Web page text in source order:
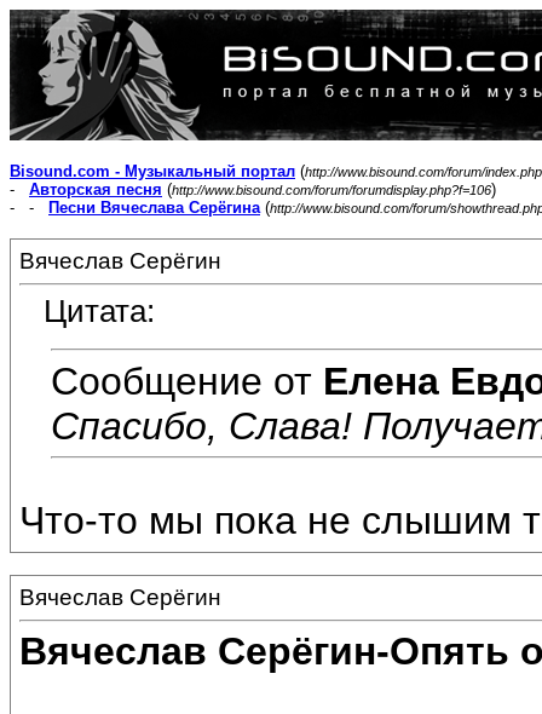
Bisound.com - Музыкальный портал (http://www.bisound.com/forum/index.php
- Авторская песня (http://www.bisound.com/forum/forumdisplay.php?f=106)
- -
Песни Вячеслава Серёгина(http://www.bisound.com/forum/
Вячеслав Серёгин
Цитата:
Сообщение от Елена
Спасибо, Слава!
Что-то мы пока не слышим
Вячеслав Серёгин
Вячеслав Серёгин-Опять